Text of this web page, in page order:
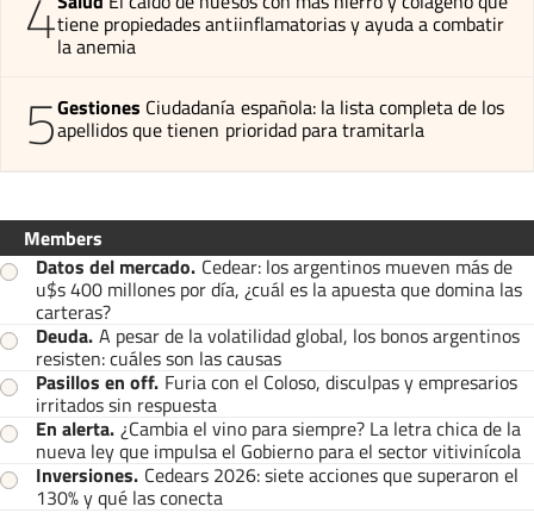
tiene propiedades antiinflamatorias y ayuda a combatir
la anemia
5Gestiones Ciudadanía española: la lista completa de los
apellidos que tienen prioridad para tramitarla
Members
Datos del mercado. Cedear: los argentinos mueven más de
u$s 400 millones por día, ¿cuál es la apuesta que domina las
carteras?
Deuda. A pesar de la volatilidad global, los bonos argentinos
resisten: cuáles son las causas
Pasillos en off. Furia con el Coloso, disculpas y empresarios
irritados sin respuesta
En alerta. ¿Cambia el vino para siempre? La letra chica de la
nueva ley que impulsa el Gobierno para el sector vitivinícola
Inversiones. Cedears 2026: siete acciones que superaron el
130% y qué las conecta